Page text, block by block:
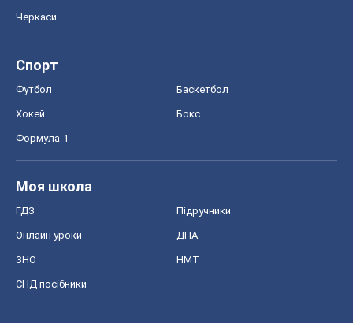
Черкаси
Спорт
Футбол Баскетбол
Хокей Бокс
Формула-1
Моя школа
ГДЗ Підручники
Онлайн уроки ДПА
ЗНО НМТ
СНД посібники